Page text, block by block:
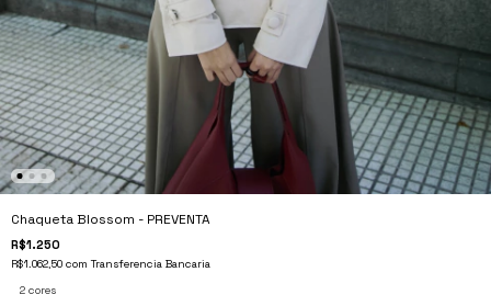
Chaqueta Blossom - PREVENTA
R$1.250
R$1.062,50 com Transferencia Bancaria
2 cores